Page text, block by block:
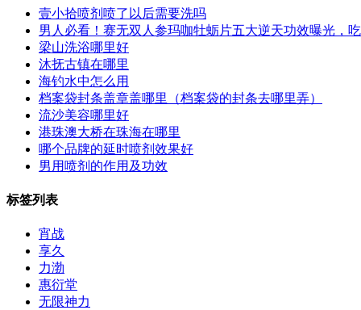
壹小拾喷剂喷了以后需要洗吗
男人必看！赛无双人参玛咖牡蛎片五大逆天功效曝光，
梁山洗浴哪里好
沐抚古镇在哪里
海钓水中怎么用
档案袋封条盖章盖哪里（档案袋的封条去哪里弄）
流沙美容哪里好
港珠澳大桥在珠海在哪里
哪个品牌的延时喷剂效果好
男用喷剂的作用及功效
标签列表
宵战
享久
力渤
惠衍堂
无限神力